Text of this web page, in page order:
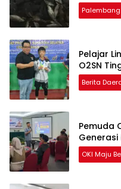
Palembang
Pelajar
O2SN
Berita
Pemuda
Generasi
OKI Maju